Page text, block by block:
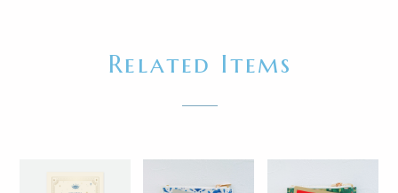
Related Items